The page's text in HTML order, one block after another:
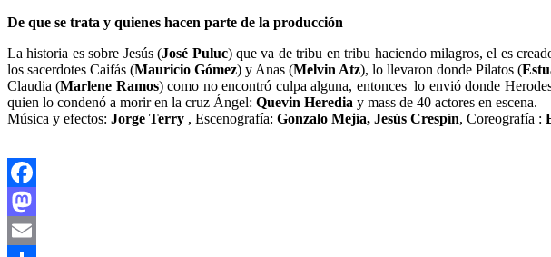
De que se trata y quienes hacen parte de la producción
La historia es sobre Jesús (José Puluc) que va de tribu en tribu haciendo milagros, el es
los sacerdotes Caifás (Mauricio Gómez) y Anas (Melvin Atz), lo llevaron donde Pilatos (
Claudia (Marlene Ramos) como no encontró culpa alguna, entonces lo envió donde
quien lo condenó a morir en la cruz Ángel: Quevin Heredia y mass de 40 actores en escena.
Música y efectos: Jorge Terry , Escenografía: Gonzalo Mejía, Jesús Crespín, Coreografía :
Facebook
Mastodon